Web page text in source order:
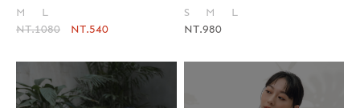
M
L
NT.1080
NT.540
S
M
L
NT.980